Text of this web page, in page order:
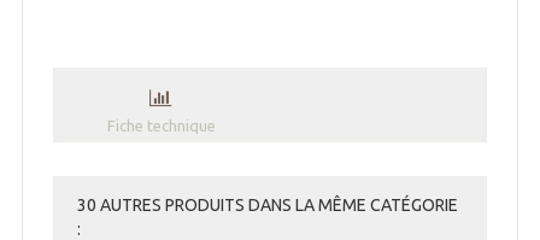
Fiche technique
30 AUTRES PRODUITS DANS LA MÊME CATÉGORIE
: